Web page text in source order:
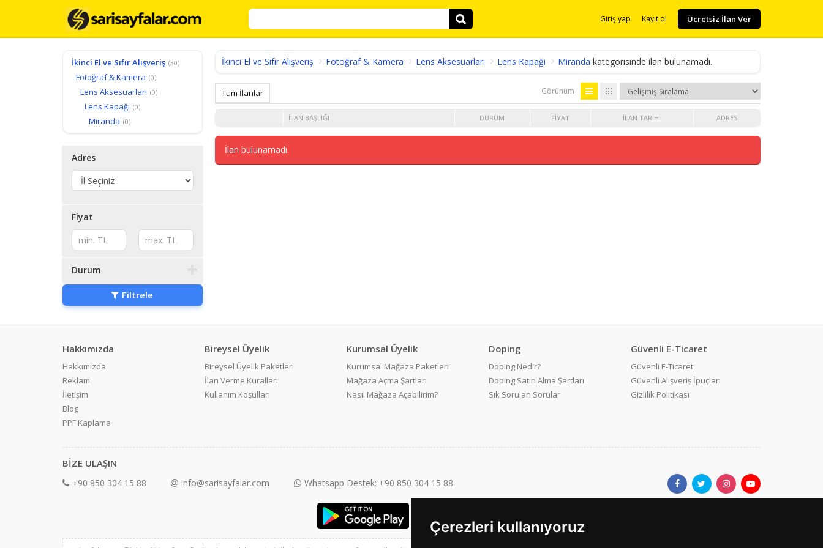
Çerezleri kullanıyoruz
Giriş yap Kayıt ol Ücretsiz İlan Ver
İkinci El ve Sıfır Alışveriş (30)
Fotoğraf & Kamera (0)
Lens Aksesuarları (0)
Lens Kapağı (0)
Miranda (0)
Adres
Fiyat
Durum
Filtrele
İkinci El ve Sıfır Alışveriş Fotoğraf & Kamera Lens Aksesuarları Lens Kapağı Miranda kategorisinde ilan bulunamadı.
Tüm İlanlar Görünüm
İLAN BAŞLIĞI DURUM FIYAT İLAN TARIHI ADRES
İlan bulunamadı.
Hakkımızda
Hakkımızda
Reklam
İletişim
Blog
PPF Kaplama
Bireysel Üyelik
Bireysel Üyelik Paketleri
İlan Verme Kuralları
Kullanım Koşulları
Kurumsal Üyelik
Kurumsal Mağaza Paketleri
Mağaza Açma Şartları
Nasıl Mağaza Açabilirim?
Doping
Doping Nedir?
Doping Satın Alma Şartları
Sık Sorulan Sorular
Güvenli E-Ticaret
Güvenli E-Ticaret
Güvenli Alışveriş İpuçları
Gizlilik Politikası
BİZE ULAŞIN
+90 850 304 15 88 info@sarisayfalar.com Whatsapp Destek: +90 850 304 15 88